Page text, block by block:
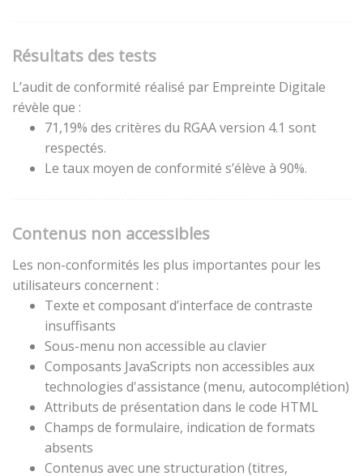
Résultats des tests
L’audit de conformité réalisé par Empreinte Digitale
révèle que :
71,19% des critères du RGAA version 4.1 sont
respectés.
Le taux moyen de conformité s’élève à 90%.
Contenus non accessibles
Les non-conformités les plus importantes pour les
utilisateurs concernent :
Texte et composant d’interface de contraste
insuffisants
Sous-menu non accessible au clavier
Composants JavaScripts non accessibles aux
technologies d'assistance (menu, autocomplétion)
Attributs de présentation dans le code HTML
Champs de formulaire, indication de formats
absents
Contenus avec une structuration (titres,